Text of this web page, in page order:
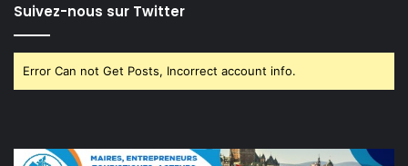
Suivez-nous sur Twitter
Error Can not Get Posts, Incorrect account info.